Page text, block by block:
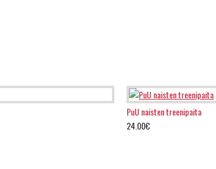
PuU naisten treenipaita
24.00€